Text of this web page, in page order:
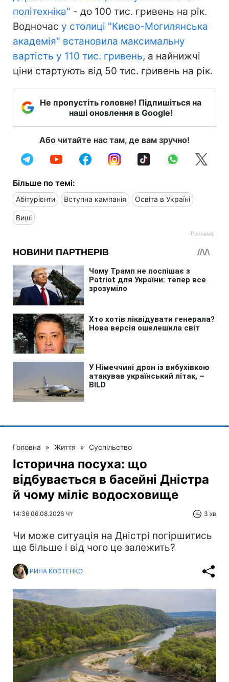
політехніка" - до 100 тис. гривень на рік.
Водночас у столиці "Києво-Могилянська
академія" встановила максимальну
вартість у 110 тис. гривень, а найнижчі
ціни стартують від 50 тис. гривень на рік.
Не пропустіть головне! Підпишіться на
наші оновлення в Google!
Або читайте нас там, де вам зручно!
Більше по темі:
Абітурієнти Вступна кампанія Освіта в Україні
Виші
Головна » Життя » Суспільство
Історична посуха: що
відбувається в басейні Дністра
й чому міліє водосховище
14:36 06.08.2026 Чт 3 хв
Чи може ситуація на Дністрі погіршитись
ще більше і від чого це залежить?
ІРИНА КОСТЕНКО